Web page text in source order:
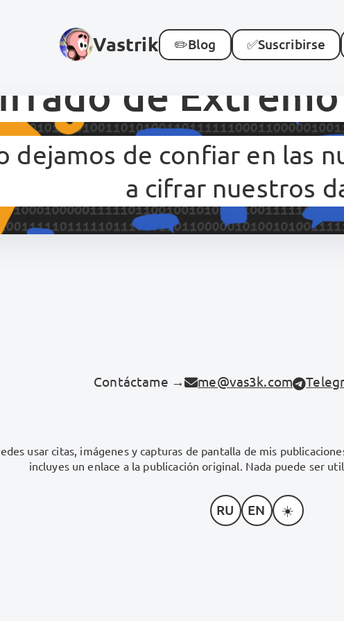
Vastrik ✏️Blog ✅Suscribirse
de
dejamos de confiar en las
a cifrar nuestros
Contáctame → me@vas3k.com
usar citas, imágenes y capturas de pantalla de mis
incluyes un enlace a la publicación original. Nada puede ser
RU EN